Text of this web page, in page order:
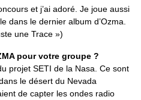
et j’ai adoré. Je joue aussi
dans le dernier album d’Ozma.
une Trace »)
pour votre groupe ?
projet SETI de la Nasa. Ce sont
le désert du Nevada
de capter les ondes radio